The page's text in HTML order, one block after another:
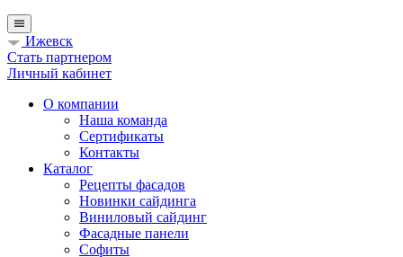
Ижевск
Стать партнером
Личный кабинет
О компании
Наша команда
Сертификаты
Контакты
Каталог
Рецепты фасадов
Новинки сайдинга
Виниловый сайдинг
Фасадные панели
Софиты